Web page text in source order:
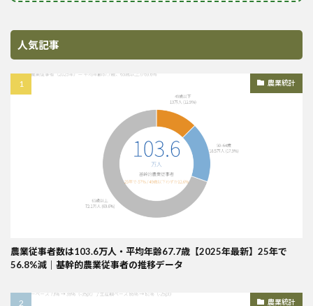
人気記事
農業統計
農業従事者数は103.6万人・平均年齢67.7歳【2025年最新】25年で
56.8%減｜基幹的農業従事者の推移データ
農業統計